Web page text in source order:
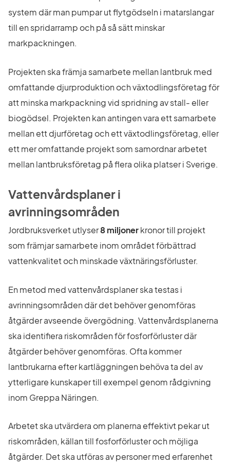
system där man pumpar ut flytgödseln i matarslangar
till en spridarramp och på så sätt minskar
markpackningen.
Projekten ska främja samarbete mellan lantbruk med
omfattande djurproduktion och växtodlingsföretag för
att minska markpackning vid spridning av stall- eller
biogödsel. Projekten kan antingen vara ett samarbete
mellan ett djurföretag och ett växtodlingsföretag, eller
ett mer omfattande projekt som samordnar arbetet
mellan lantbruksföretag på flera olika platser i Sverige.
Vattenvårdsplaner i
avrinningsområden
Jordbruksverket utlyser 8 miljoner kronor till projekt
som främjar samarbete inom området förbättrad
vattenkvalitet och minskade växtnäringsförluster.
En metod med vattenvårdsplaner ska testas i
avrinningsområden där det behöver genomföras
åtgärder avseende övergödning. Vattenvårdsplanerna
ska identifiera riskområden för fosforförluster där
åtgärder behöver genomföras. Ofta kommer
lantbrukarna efter kartläggningen behöva ta del av
ytterligare kunskaper till exempel genom rådgivning
inom Greppa Näringen.
Arbetet ska utvärdera om planerna effektivt pekar ut
riskområden, källan till fosforförluster och möjliga
åtgärder. Det ska utföras av personer med erfarenhet